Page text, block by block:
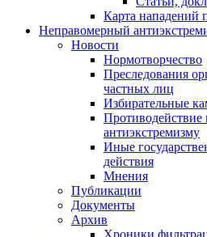
Карта нападений
Неправомерный
Новости
Нормотворчество
Преследования
частных лиц
Избирательные
антиэкстремизму
Иные
действия
Мнения
Публикации
Документы
Архив
Хроники